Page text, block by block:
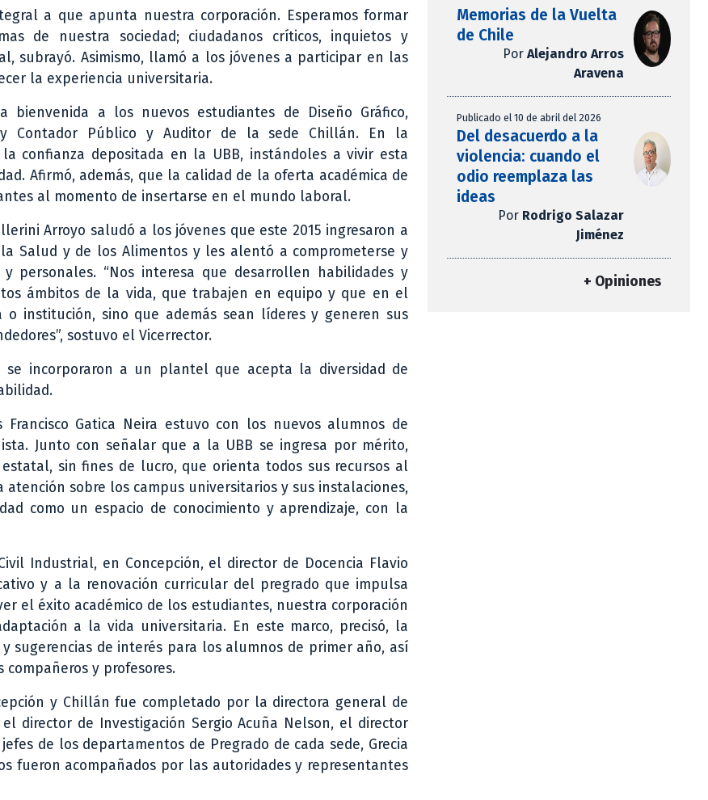
a que apunta nuestra corporación. Esperamos formar
de nuestra sociedad; ciudadanos críticos, inquietos y
subrayó. Asimismo, llamó a los jóvenes a participar en las
la experiencia universitaria.
bienvenida a los nuevos estudiantes de Diseño Gráfico,
y Contador Público y Auditor de la sede Chillán. En la
confianza depositada en la UBB, instándoles a vivir esta
Afirmó, además, que la calidad de la oferta académica de
al momento de insertarse en el mundo laboral.
Arroyo saludó a los jóvenes que este 2015 ingresaron a
Salud y de los Alimentos y les alentó a comprometerse y
personales. “Nos interesa que desarrollen habilidades y
ámbitos de la vida, que trabajen en equipo y que en el
institución, sino que además sean líderes y generen sus
sostuvo el Vicerrector.
incorporaron a un plantel que acepta la diversidad de
Gatica Neira estuvo con los nuevos alumnos de
Junto con señalar que a la UBB se ingresa por mérito,
sin fines de lucro, que orienta todos sus recursos al
sobre los campus universitarios y sus instalaciones,
como un espacio de conocimiento y aprendizaje, con la
Industrial, en Concepción, el director de Docencia Flavio
y a la renovación curricular del pregrado que impulsa
el éxito académico de los estudiantes, nuestra corporación
a la vida universitaria. En este marco, precisó, la
sugerencias de interés para los alumnos de primer año, así
compañeros y profesores.
y Chillán fue completado por la directora general de
director de Investigación Sergio Acuña Nelson, el director
de los departamentos de Pregrado de cada sede, Grecia
fueron acompañados por las autoridades y representantes
Memorias de la Vuelta
de Chile
Por Alejandro Arros
Aravena
Publicado el 10 de abril del 2026
Del desacuerdo a la
violencia: cuando el
odio reemplaza las
ideas
Por Rodrigo Salazar
Jiménez
+ Opiniones